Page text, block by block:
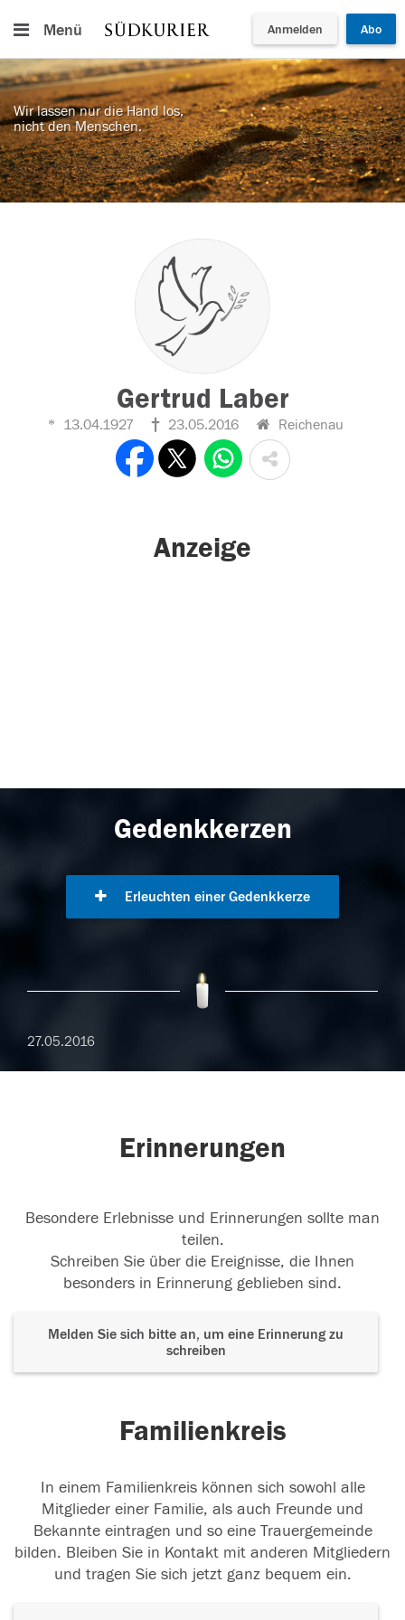
Menü Anmelden Abo
Wir lassen nur die Hand los,
nicht den Menschen.
Gertrud Laber
13.04.1927 23.05.2016 Reichenau
Anzeige
Gedenkkerzen
Erleuchten einer Gedenkkerze
27.05.2016
Erinnerungen
Besondere Erlebnisse und Erinnerungen sollte man
teilen.
Schreiben Sie über die Ereignisse, die Ihnen
besonders in Erinnerung geblieben sind.
Melden Sie sich bitte an, um eine Erinnerung zu
schreiben
Familienkreis
In einem Familienkreis können sich sowohl alle
Mitglieder einer Familie, als auch Freunde und
Bekannte eintragen und so eine Trauergemeinde
bilden. Bleiben Sie in Kontakt mit anderen Mitgliedern
und tragen Sie sich jetzt ganz bequem ein.